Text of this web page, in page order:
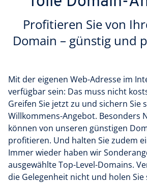
Profitieren Sie von
Domain – günstig und
Mit der eigenen Web-Adresse im
verfügbar sein: Das muss nicht
Greifen Sie jetzt zu und sichern Sie
Willkommens-Angebot. Besonders
können von unseren günstigen
profitieren. Und halten Sie zudem
Immer wieder haben wir
ausgewählte Top-Level-Domains.
die Gelegenheit nicht und holen Sie